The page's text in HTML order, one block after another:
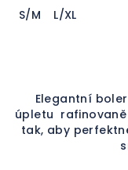
S/M
L/XL
Elegantní
úpletu rafinovaně
tak, aby